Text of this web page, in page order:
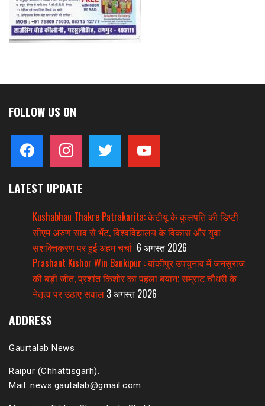
FOLLOW US ON
facebook instagram twitter youtube
LATEST UPDATE
Kushabhau Thakre Patrakarita: केटीयू के कुलपति की डिप्टी
सीएम अरुण साव से भेंट, विश्वविद्यालय के विकास और युवा
सशक्तिकरण पर हुई अहम चर्चा 6 अगस्त 2026
Prashant Kishor Win Bankipur : बांकीपुर उपचुनाव में जनसुराज
की बड़ी जीत, प्रशांत किशोर का पहला बयान; सम्राट चौधरी के
नेतृत्व पर उठाए सवाल 3 अगस्त 2026
ADDRESS
Gaurtalab News
Raipur (Chhattisgarh).
Mail: news.gautalab@gmail.com